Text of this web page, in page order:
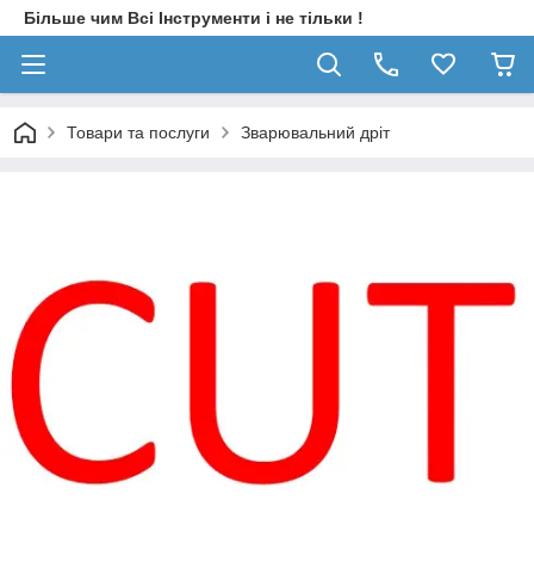
Більше чим Всі Інструменти і не тільки !
Товари та послуги Зварювальний дріт